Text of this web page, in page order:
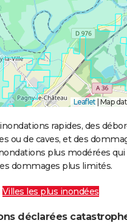
Leaflet | Map
rapides, des
ou de caves, et des
plus modérées
dommages plus limités.
Villes les plus inondées
déclarées